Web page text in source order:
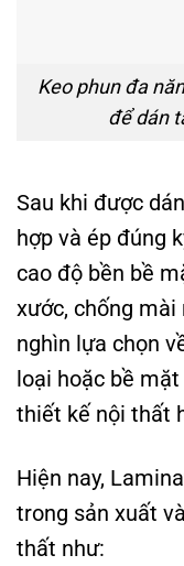
Keo phun đa
để dán
Sau khi được
hợp và ép đúng
cao độ bền bề
xước, chống
nghìn lựa chọn
loại hoặc bề
thiết kế nội thất
Hiện nay,
trong sản xuất
thất như: